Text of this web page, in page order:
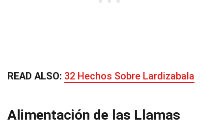
READ ALSO: 32 Hechos Sobre Lardizabala
Alimentación de las Llamas